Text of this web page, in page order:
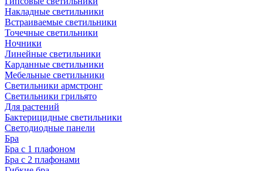
Накладные светильники
Встраиваемые светильники
Точечные светильники
Ночники
Линейные светильники
Карданные светильники
Мебельные светильники
Светильники армстронг
Светильники грильято
Для растений
Бактерицидные светильники
Светодиодные панели
Бра
Бра с 1 плафоном
Бра с 2 плафонами